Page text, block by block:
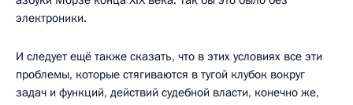
электроники.
И следует ещё также сказать, что в этих условиях все эти
проблемы, которые стягиваются в тугой клубок вокруг
задач и функций, действий судебной власти, конечно же,